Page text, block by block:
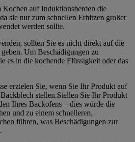
Kochen auf Induktionsherden die
sie nur zum schnellen Erhitzen großer
werden sollte.
sollten Sie es nicht direkt auf die
Um Beschädigungen zu
es in die kochende Flüssigkeit oder das
erzielen Sie, wenn Sie Ihr Produkt auf
stellen.Stellen Sie Ihr Produkt
Ihres Backofens – dies würde die
und zu einem schnelleren,
führen, was Beschädigungen zur